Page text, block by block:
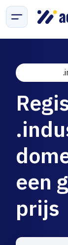
een
prijs